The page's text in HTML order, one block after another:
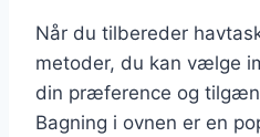
Når du tilbereder
metoder, du kan vælge
din præference og
Bagning i ovnen er en